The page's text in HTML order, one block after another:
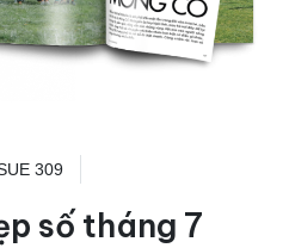
309
số tháng 7